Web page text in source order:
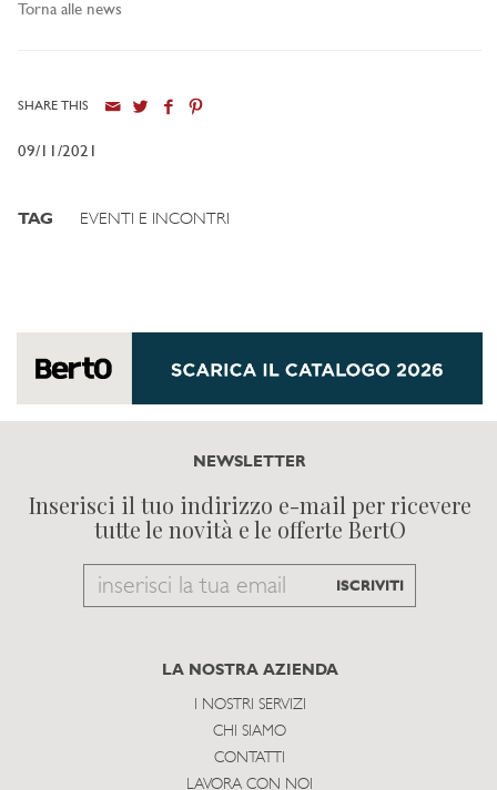
Torna alle news
SHARE THIS
09/11/2021
TAG EVENTI E INCONTRI
NEWSLETTER
Inserisci il tuo indirizzo e-mail per ricevere
tutte le novità e le offerte BertO
Email
subscribe
ISCRIVITI
LA NOSTRA AZIENDA
I NOSTRI SERVIZI
CHI SIAMO
CONTATTI
LAVORA CON NOI